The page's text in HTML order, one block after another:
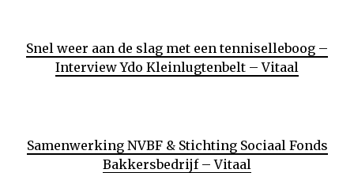
Snel weer aan de slag met een tenniselleboog –
Interview Ydo Kleinlugtenbelt – Vitaal
Samenwerking NVBF & Stichting Sociaal Fonds
Bakkersbedrijf – Vitaal